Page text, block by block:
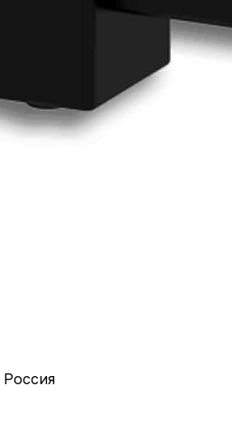
Россия